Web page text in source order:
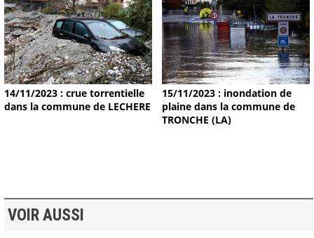
14/11/2023 : crue torrentielle
dans la commune de LECHERE
15/11/2023 : inondation de
plaine dans la commune de
TRONCHE (LA)
VOIR AUSSI